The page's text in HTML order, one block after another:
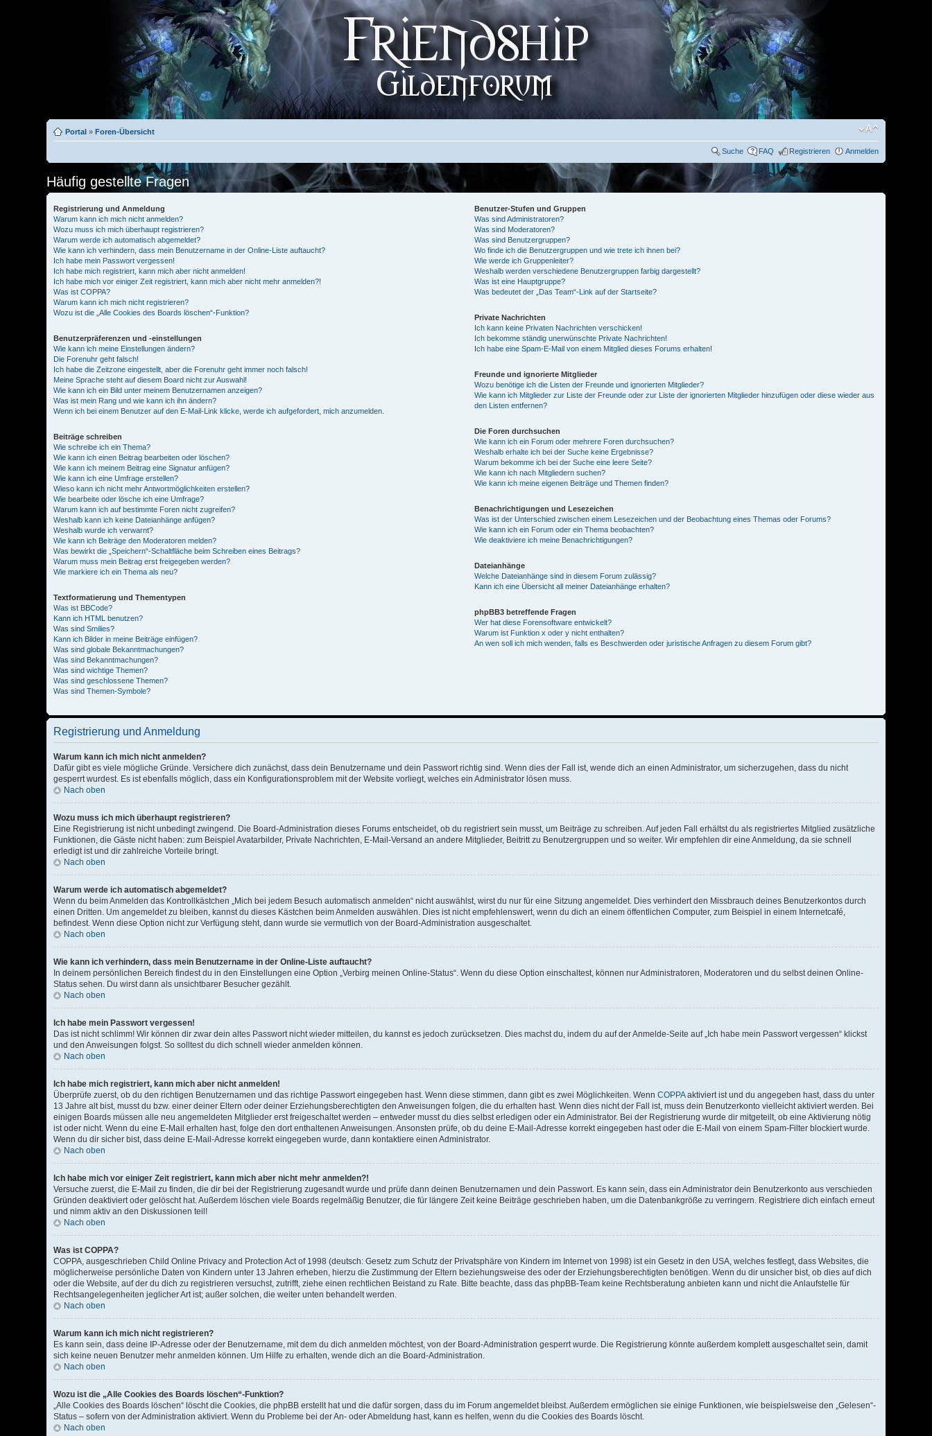
Portal » Foren-Übersicht
Suche FAQ Registrieren Anmelden
Häufig gestellte Fragen
Registrierung und Anmeldung
Warum kann ich mich nicht anmelden?
Wozu muss ich mich überhaupt registrieren?
Warum werde ich automatisch abgemeldet?
Wie kann ich verhindern, dass mein Benutzername in der Online-Liste auftaucht?
Ich habe mein Passwort vergessen!
Ich habe mich registriert, kann mich aber nicht anmelden!
Ich habe mich vor einiger Zeit registriert, kann mich aber nicht mehr anmelden?!
Was ist COPPA?
Warum kann ich mich nicht registrieren?
Wozu ist die „Alle Cookies des Boards löschen“-Funktion?
Benutzerpräferenzen und -einstellungen
Wie kann ich meine Einstellungen ändern?
Die Forenuhr geht falsch!
Ich habe die Zeitzone eingestellt, aber die Forenuhr geht immer noch falsch!
Meine Sprache steht auf diesem Board nicht zur Auswahl!
Wie kann ich ein Bild unter meinem Benutzernamen anzeigen?
Was ist mein Rang und wie kann ich ihn ändern?
Wenn ich bei einem Benutzer auf den E-Mail-Link klicke, werde ich aufgefordert, mich anzumelden.
Beiträge schreiben
Wie schreibe ich ein Thema?
Wie kann ich einen Beitrag bearbeiten oder löschen?
Wie kann ich meinem Beitrag eine Signatur anfügen?
Wie kann ich eine Umfrage erstellen?
Wieso kann ich nicht mehr Antwortmöglichkeiten erstellen?
Wie bearbeite oder lösche ich eine Umfrage?
Warum kann ich auf bestimmte Foren nicht zugreifen?
Weshalb kann ich keine Dateianhänge anfügen?
Weshalb wurde ich verwarnt?
Wie kann ich Beiträge den Moderatoren melden?
Was bewirkt die „Speichern“-Schaltfläche beim Schreiben eines Beitrags?
Warum muss mein Beitrag erst freigegeben werden?
Wie markiere ich ein Thema als neu?
Textformatierung und Thementypen
Was ist BBCode?
Kann ich HTML benutzen?
Was sind Smilies?
Kann ich Bilder in meine Beiträge einfügen?
Was sind globale Bekanntmachungen?
Was sind Bekanntmachungen?
Was sind wichtige Themen?
Was sind geschlossene Themen?
Was sind Themen-Symbole?
Benutzer-Stufen und Gruppen
Was sind Administratoren?
Was sind Moderatoren?
Was sind Benutzergruppen?
Wo finde ich die Benutzergruppen und wie trete ich ihnen bei?
Wie werde ich Gruppenleiter?
Weshalb werden verschiedene Benutzergruppen farbig dargestellt?
Was ist eine Hauptgruppe?
Was bedeutet der „Das Team“-Link auf der Startseite?
Private Nachrichten
Ich kann keine Privaten Nachrichten verschicken!
Ich bekomme ständig unerwünschte Private Nachrichten!
Ich habe eine Spam-E-Mail von einem Mitglied dieses Forums erhalten!
Freunde und ignorierte Mitglieder
Wozu benötige ich die Listen der Freunde und ignorierten Mitglieder?
Wie kann ich Mitglieder zur Liste der Freunde oder zur Liste der ignorierten Mitglieder hinzufügen oder diese wieder aus
den Listen entfernen?
Die Foren durchsuchen
Wie kann ich ein Forum oder mehrere Foren durchsuchen?
Weshalb erhalte ich bei der Suche keine Ergebnisse?
Warum bekomme ich bei der Suche eine leere Seite?
Wie kann ich nach Mitgliedern suchen?
Wie kann ich meine eigenen Beiträge und Themen finden?
Benachrichtigungen und Lesezeichen
Was ist der Unterschied zwischen einem Lesezeichen und der Beobachtung eines Themas oder Forums?
Wie kann ich ein Forum oder ein Thema beobachten?
Wie deaktiviere ich meine Benachrichtigungen?
Dateianhänge
Welche Dateianhänge sind in diesem Forum zulässig?
Kann ich eine Übersicht all meiner Dateianhänge erhalten?
phpBB3 betreffende Fragen
Wer hat diese Forensoftware entwickelt?
Warum ist Funktion x oder y nicht enthalten?
An wen soll ich mich wenden, falls es Beschwerden oder juristische Anfragen zu diesem Forum gibt?
Registrierung und Anmeldung
Warum kann ich mich nicht anmelden?
Dafür gibt es viele mögliche Gründe. Versichere dich zunächst, dass dein Benutzername und dein Passwort richtig sind. Wenn dies der Fall ist, wende dich an einen Administrator, um sicherzugehen, dass du nicht
gesperrt wurdest. Es ist ebenfalls möglich, dass ein Konfigurationsproblem mit der Website vorliegt, welches ein Administrator lösen muss.
Nach oben
Wozu muss ich mich überhaupt registrieren?
Eine Registrierung ist nicht unbedingt zwingend. Die Board-Administration dieses Forums entscheidet, ob du registriert sein musst, um Beiträge zu schreiben. Auf jeden Fall erhältst du als registriertes Mitglied zusätzliche
Funktionen, die Gäste nicht haben: zum Beispiel Avatarbilder, Private Nachrichten, E-Mail-Versand an andere Mitglieder, Beitritt zu Benutzergruppen und so weiter. Wir empfehlen dir eine Anmeldung, da sie schnell
erledigt ist und dir zahlreiche Vorteile bringt.
Nach oben
Warum werde ich automatisch abgemeldet?
Wenn du beim Anmelden das Kontrollkästchen „Mich bei jedem Besuch automatisch anmelden“ nicht auswählst, wirst du nur für eine Sitzung angemeldet. Dies verhindert den Missbrauch deines Benutzerkontos durch
einen Dritten. Um angemeldet zu bleiben, kannst du dieses Kästchen beim Anmelden auswählen. Dies ist nicht empfehlenswert, wenn du dich an einem öffentlichen Computer, zum Beispiel in einem Internetcafé,
befindest. Wenn diese Option nicht zur Verfügung steht, dann wurde sie vermutlich von der Board-Administration ausgeschaltet.
Nach oben
Wie kann ich verhindern, dass mein Benutzername in der Online-Liste auftaucht?
In deinem persönlichen Bereich findest du in den Einstellungen eine Option „Verbirg meinen Online-Status“. Wenn du diese Option einschaltest, können nur Administratoren, Moderatoren und du selbst deinen Online-
Status sehen. Du wirst dann als unsichtbarer Besucher gezählt.
Nach oben
Ich habe mein Passwort vergessen!
Das ist nicht schlimm! Wir können dir zwar dein altes Passwort nicht wieder mitteilen, du kannst es jedoch zurücksetzen. Dies machst du, indem du auf der Anmelde-Seite auf „Ich habe mein Passwort vergessen“ klickst
und den Anweisungen folgst. So solltest du dich schnell wieder anmelden können.
Nach oben
Ich habe mich registriert, kann mich aber nicht anmelden!
Überprüfe zuerst, ob du den richtigen Benutzernamen und das richtige Passwort eingegeben hast. Wenn diese stimmen, dann gibt es zwei Möglichkeiten. Wenn COPPAaktiviert ist und du angegeben hast, dass du unter
13 Jahre alt bist, musst du bzw. einer deiner Eltern oder deiner Erziehungsberechtigten den Anweisungen folgen, die du erhalten hast. Wenn dies nicht der Fall ist, muss dein Benutzerkonto vielleicht aktiviert werden. Bei
einigen Boards müssen alle neu angemeldeten Mitglieder erst freigeschaltet werden – entweder musst du dies selbst erledigen oder ein Administrator. Bei der Registrierung wurde dir mitgeteilt, ob eine Aktivierung nötig
ist oder nicht. Wenn du eine E-Mail erhalten hast, folge den dort enthaltenen Anweisungen. Ansonsten prüfe, ob du deine E-Mail-Adresse korrekt eingegeben hast oder die E-Mail von einem Spam-Filter blockiert wurde.
Wenn du dir sicher bist, dass deine E-Mail-Adresse korrekt eingegeben wurde, dann kontaktiere einen Administrator.
Nach oben
Ich habe mich vor einiger Zeit registriert, kann mich aber nicht mehr anmelden?!
Versuche zuerst, die E-Mail zu finden, die dir bei der Registrierung zugesandt wurde und prüfe dann deinen Benutzernamen und dein Passwort. Es kann sein, dass ein Administrator dein Benutzerkonto aus verschieden
Gründen deaktiviert oder gelöscht hat. Außerdem löschen viele Boards regelmäßig Benutzer, die für längere Zeit keine Beiträge geschrieben haben, um die Datenbankgröße zu verringern. Registriere dich einfach erneut
und nimm aktiv an den Diskussionen teil!
Nach oben
Was ist COPPA?
COPPA, ausgeschrieben Child Online Privacy and Protection Act of 1998 (deutsch: Gesetz zum Schutz der Privatsphäre von Kindern im Internet von 1998) ist ein Gesetz in den USA, welches festlegt, dass Websites, die
möglicherweise persönliche Daten von Kindern unter 13 Jahren erheben, hierzu die Zustimmung der Eltern beziehungsweise des oder der Erziehungsberechtigten benötigen. Wenn du dir unsicher bist, ob dies auf dich
oder die Website, auf der du dich zu registrieren versuchst, zutrifft, ziehe einen rechtlichen Beistand zu Rate. Bitte beachte, dass das phpBB-Team keine Rechtsberatung anbieten kann und nicht die Anlaufstelle für
Rechtsangelegenheiten jeglicher Art ist; außer solchen, die weiter unten behandelt werden.
Nach oben
Warum kann ich mich nicht registrieren?
Es kann sein, dass deine IP-Adresse oder der Benutzername, mit dem du dich anmelden möchtest, von der Board-Administration gesperrt wurde. Die Registrierung könnte außerdem komplett ausgeschaltet sein, damit
sich keine neuen Benutzer mehr anmelden können. Um Hilfe zu erhalten, wende dich an die Board-Administration.
Nach oben
Wozu ist die „Alle Cookies des Boards löschen“-Funktion?
„Alle Cookies des Boards löschen“ löscht die Cookies, die phpBB erstellt hat und die dafür sorgen, dass du im Forum angemeldet bleibst. Außerdem ermöglichen sie einige Funktionen, wie beispielsweise den „Gelesen“-
Status – sofern von der Administration aktiviert. Wenn du Probleme bei der An- oder Abmeldung hast, kann es helfen, wenn du die Cookies des Boards löscht.
Nach oben